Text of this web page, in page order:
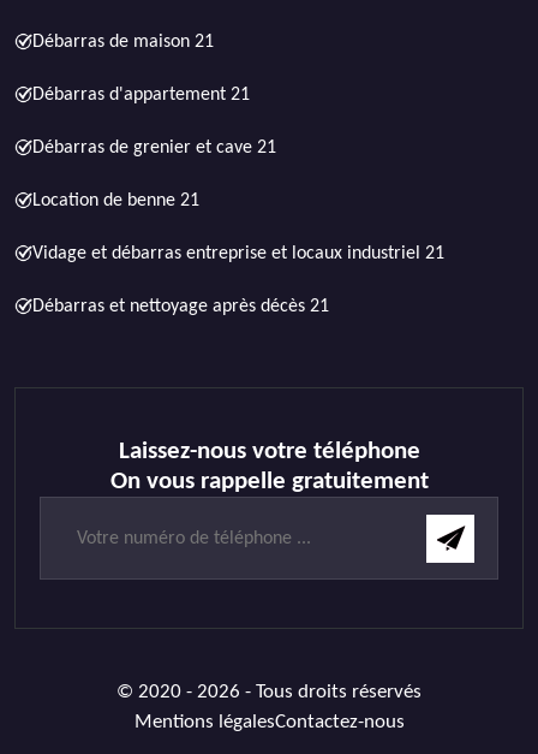
Débarras de maison 21
Débarras d'appartement 21
Débarras de grenier et cave 21
Location de benne 21
Vidage et débarras entreprise et locaux industriel 21
Débarras et nettoyage après décès 21
Laissez-nous votre téléphone
On vous rappelle gratuitement
© 2020 - 2026 - Tous droits réservés
Mentions légalesContactez-nous